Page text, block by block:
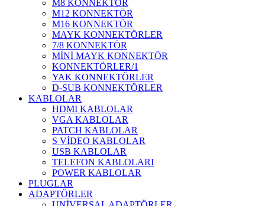
M8 KONNEKTÖR
M12 KONNEKTÖR
M16 KONNEKTÖR
MAYK KONNEKTÖRLER
7/8 KONNEKTÖR
MİNİ MAYK KONNEKTÖR
KONNEKTÖRLER/1
YAK KONNEKTÖRLER
D-SUB KONNEKTÖRLER
KABLOLAR
HDMI KABLOLAR
VGA KABLOLAR
PATCH KABLOLAR
S VİDEO KABLOLAR
USB KABLOLAR
TELEFON KABLOLARI
POWER KABLOLAR
PLUGLAR
ADAPTÖRLER